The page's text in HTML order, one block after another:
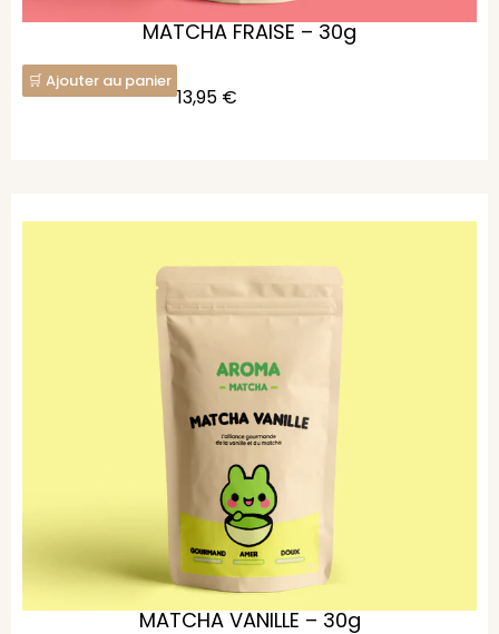
MATCHA FRAISE – 30g
Ajouter au panier
13,95 €
MATCHA VANILLE – 30g